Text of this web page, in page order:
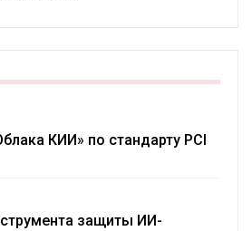
КИИ» по стандарту PCI
защиты ИИ-